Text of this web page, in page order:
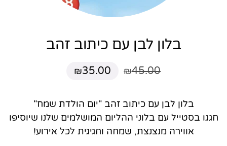
בלון לבן עם כיתוב זהב
₪45.00
₪35.00
בלון לבן עם כיתוב זהב "יום הולדת שמח"
חגגו בסטייל עם בלוני ההליום המושלמים שלנו שיוסיפו
אווירה מנצנצת, שמחה וחגיגית לכל אירוע!